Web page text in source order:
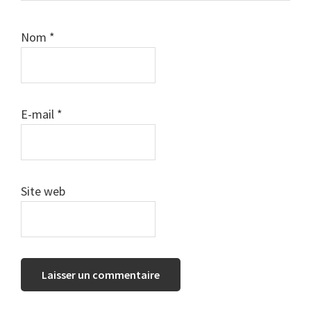
Nom *
E-mail *
Site web